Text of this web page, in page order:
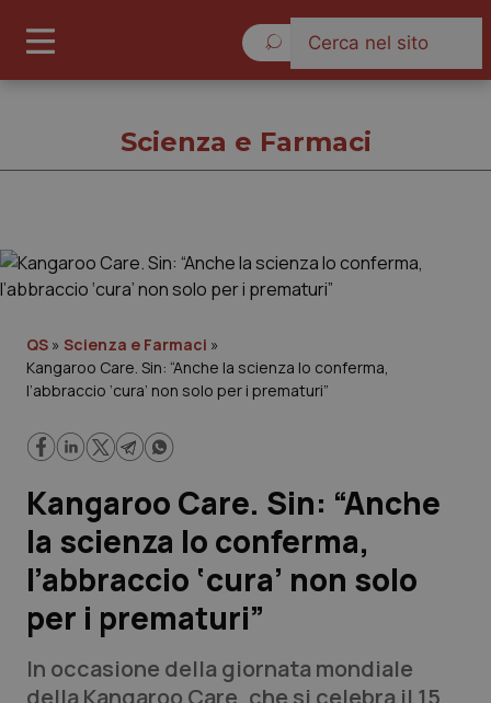
Governo e Parlamento
Regioni e Asl
Lavoro e Professioni
Scienza e Farmaci
Studi e Analisi
Lettere al direttore
Scienza e Farmaci
QS » Scienza e Farmaci »
Kangaroo Care. Sin: “Anche la scienza lo conferma,
l’abbraccio ‘cura’ non solo per i prematuri”
Kangaroo Care. Sin: “Anche
la scienza lo conferma,
l’abbraccio ‘cura’ non solo
per i prematuri”
In occasione della giornata mondiale
della Kangaroo Care, che si celebra il 15